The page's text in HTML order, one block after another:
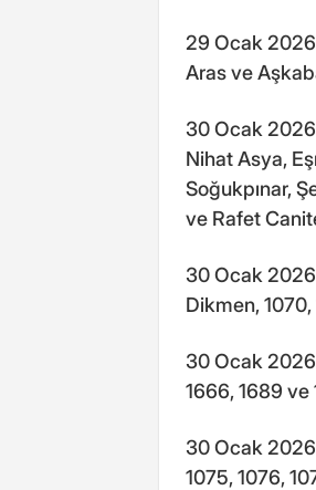
29 Ocak 2026
Aras ve
30 Ocak 2026
Nihat Asya,
Soğukpınar,
ve Rafet
30 Ocak 2026
Dikmen, 1070,
30 Ocak 2026
1666, 1689 ve
30 Ocak 2026
1075, 1076,